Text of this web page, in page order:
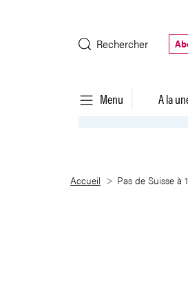
Rechercher
Menu A la
Pas de Suisse à
Accueil Pas de Suisse à